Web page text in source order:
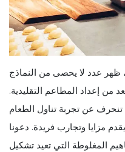
ظهر عدد لا يحصى من النماذج
من إعداد المطاعم التقليدية.
تنحرف عن تجربة تناول الطعام
مزايا وتجارب فريدة. دعونا
المغلوطة التي تعيد تشكيل